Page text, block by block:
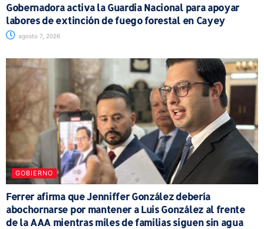
Gobernadora activa la Guardia Nacional para apoyar
labores de extinción de fuego forestal en Cayey
agosto 7, 2026
GOBIERNO
Ferrer afirma que Jenniffer González debería
abochornarse por mantener a Luis González al frente
de la AAA mientras miles de familias siguen sin agua